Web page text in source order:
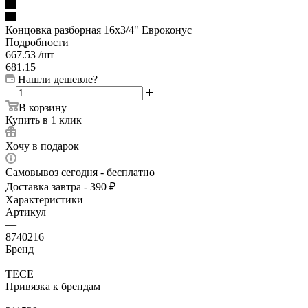
Концовка разборная 16х3/4" Евроконус
Подробности
667.53 /шт
681.15
Нашли дешевле?
В корзину
Купить в 1 клик
Хочу в подарок
Самовывоз сегодня - бесплатно
Доставка завтра - 390 ₽
Характеристики
Артикул
—
8740216
Бренд
—
TECE
Привязка к брендам
—